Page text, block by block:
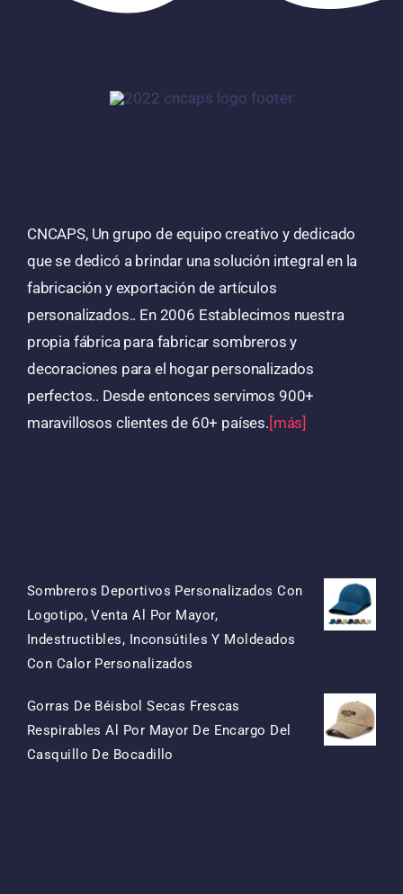
CNCAPS, Un grupo de equipo creativo y dedicado
que se dedicó a brindar una solución integral en la
fabricación y exportación de artículos
personalizados.. En 2006 Establecimos nuestra
propia fábrica para fabricar sombreros y
decoraciones para el hogar personalizados
perfectos.. Desde entonces servimos 900+
maravillosos clientes de 60+ países.[más]
Sombreros Deportivos Personalizados Con
Logotipo, Venta Al Por Mayor,
Indestructibles, Inconsútiles Y Moldeados
Con Calor Personalizados
Original
Era:
Actual
Es:
Gorras De Béisbol Secas Frescas
Respirables Al Por Mayor De Encargo Del
Casquillo De Bocadillo